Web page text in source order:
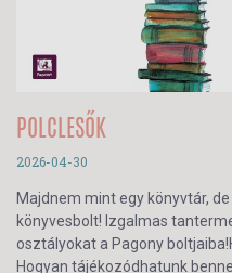
POLCLESŐK
2026-04-30
Majdnem mint egy könyvtár,
könyvesbolt! Izgalmas
osztályokat a Pagony
Hogyan tájékozódhatunk